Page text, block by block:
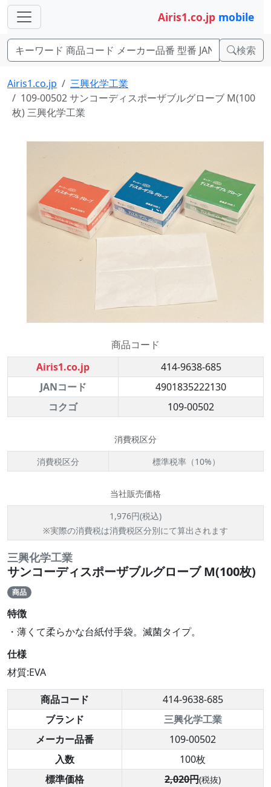
Airis1.co.jp mobile
検索
Airis1.co.jp
三興化学工業
109-00502 サンコーディスポーザブルグローブ M(100
枚) 三興化学工業
商品コード
Airis1.co.jp
414-9638-685
JANコード
4901835222130
コクゴ
109-00502
消費税区分
消費税区分
標準税率（10%）
当社販売価格
1,976円(税込)
※実際の消費税は消費税区分別にて算出されます
三興化学工業
サンコーディスポーザブルグローブ M(100枚)
商品
特徴
・薄くて柔らかな台紙付手袋。滅菌タイプ。
仕様
材質:EVA
商品コード
414-9638-685
ブランド
三興化学工業
メーカー品番
109-00502
入数
100枚
標準価格
2,020円(税抜)